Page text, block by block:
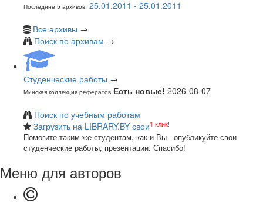
Последние 5 архивов: 25.01.2011 - 25.01.2011
Все архивы →
Поиск по архивам →
Студенческие работы →
Минская коллекция рефератов Есть новые! 2026-08-07
Поиск по учебным работам
Загрузить на LIBRARY.BY свои1 клик!
Помогите таким же студентам, как и Вы - опубликуйте свои
студенческие работы, презентации. Спасибо!
Меню для авторов